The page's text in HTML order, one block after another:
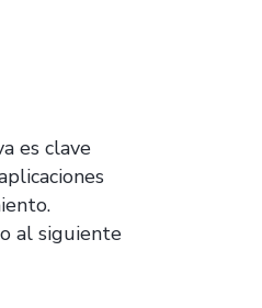
es clave
al siguiente